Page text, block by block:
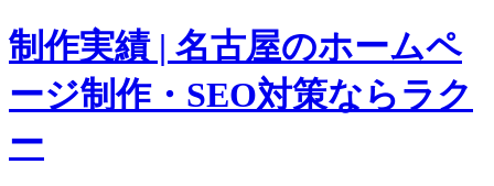
制作実績 | 名古屋のホームペ
ージ制作・SEO対策ならラク
ー